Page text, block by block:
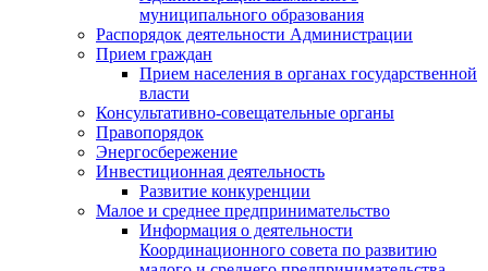
муниципального образования
Распорядок деятельности Администрации
Прием граждан
Прием населения в органах государственной
власти
Консультативно-совещательные органы
Правопорядок
Энергосбережение
Инвестиционная деятельность
Развитие конкуренции
Малое и среднее предпринимательство
Информация о деятельности
Координационного совета по развитию